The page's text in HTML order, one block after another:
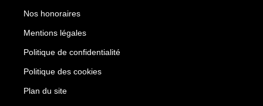
Nos honoraires
Mentions légales
Politique de confidentialité
Politique des cookies
Plan du site